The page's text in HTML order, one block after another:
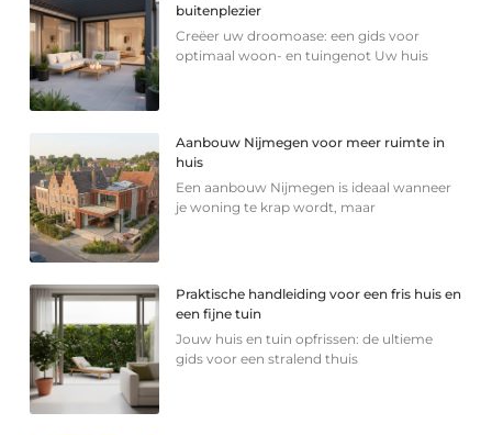
buitenplezier
Creëer uw droomoase: een gids voor
optimaal woon- en tuingenot Uw huis
Aanbouw Nijmegen voor meer ruimte in
huis
Een aanbouw Nijmegen is ideaal wanneer
je woning te krap wordt, maar
Praktische handleiding voor een fris huis en
een fijne tuin
Jouw huis en tuin opfrissen: de ultieme
gids voor een stralend thuis